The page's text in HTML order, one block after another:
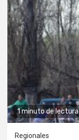
1 minuto de lectura
Regionales